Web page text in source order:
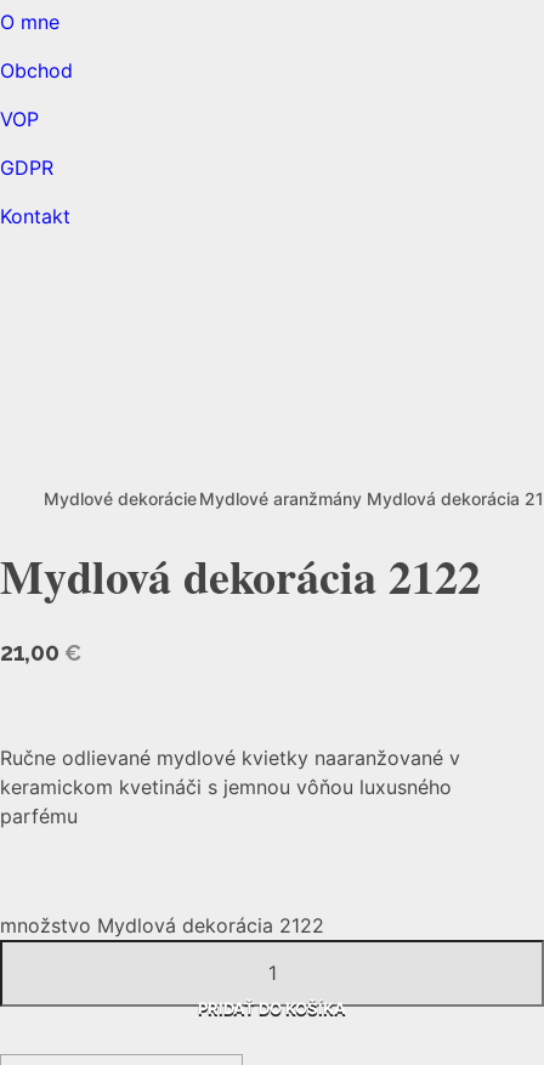
O mne
Obchod
VOP
GDPR
Kontakt
Mydlové dekorácieMydlové aranžmány Mydlová dekorácia
Mydlová dekorácia 2122
21,00 €
Ručne odlievané mydlové kvietky naaranžované v
keramickom kvetináči s jemnou vôňou luxusného
parfému
množstvo Mydlová dekorácia 2122
PRIDAŤ DO KOŠÍKA